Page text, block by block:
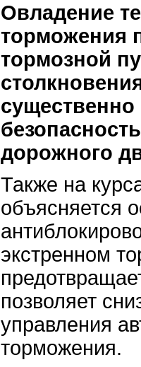
Овладение
торможения
тормозной
дорожного
Также на
объясняется
экстренном
позволяет
управления
торможения.